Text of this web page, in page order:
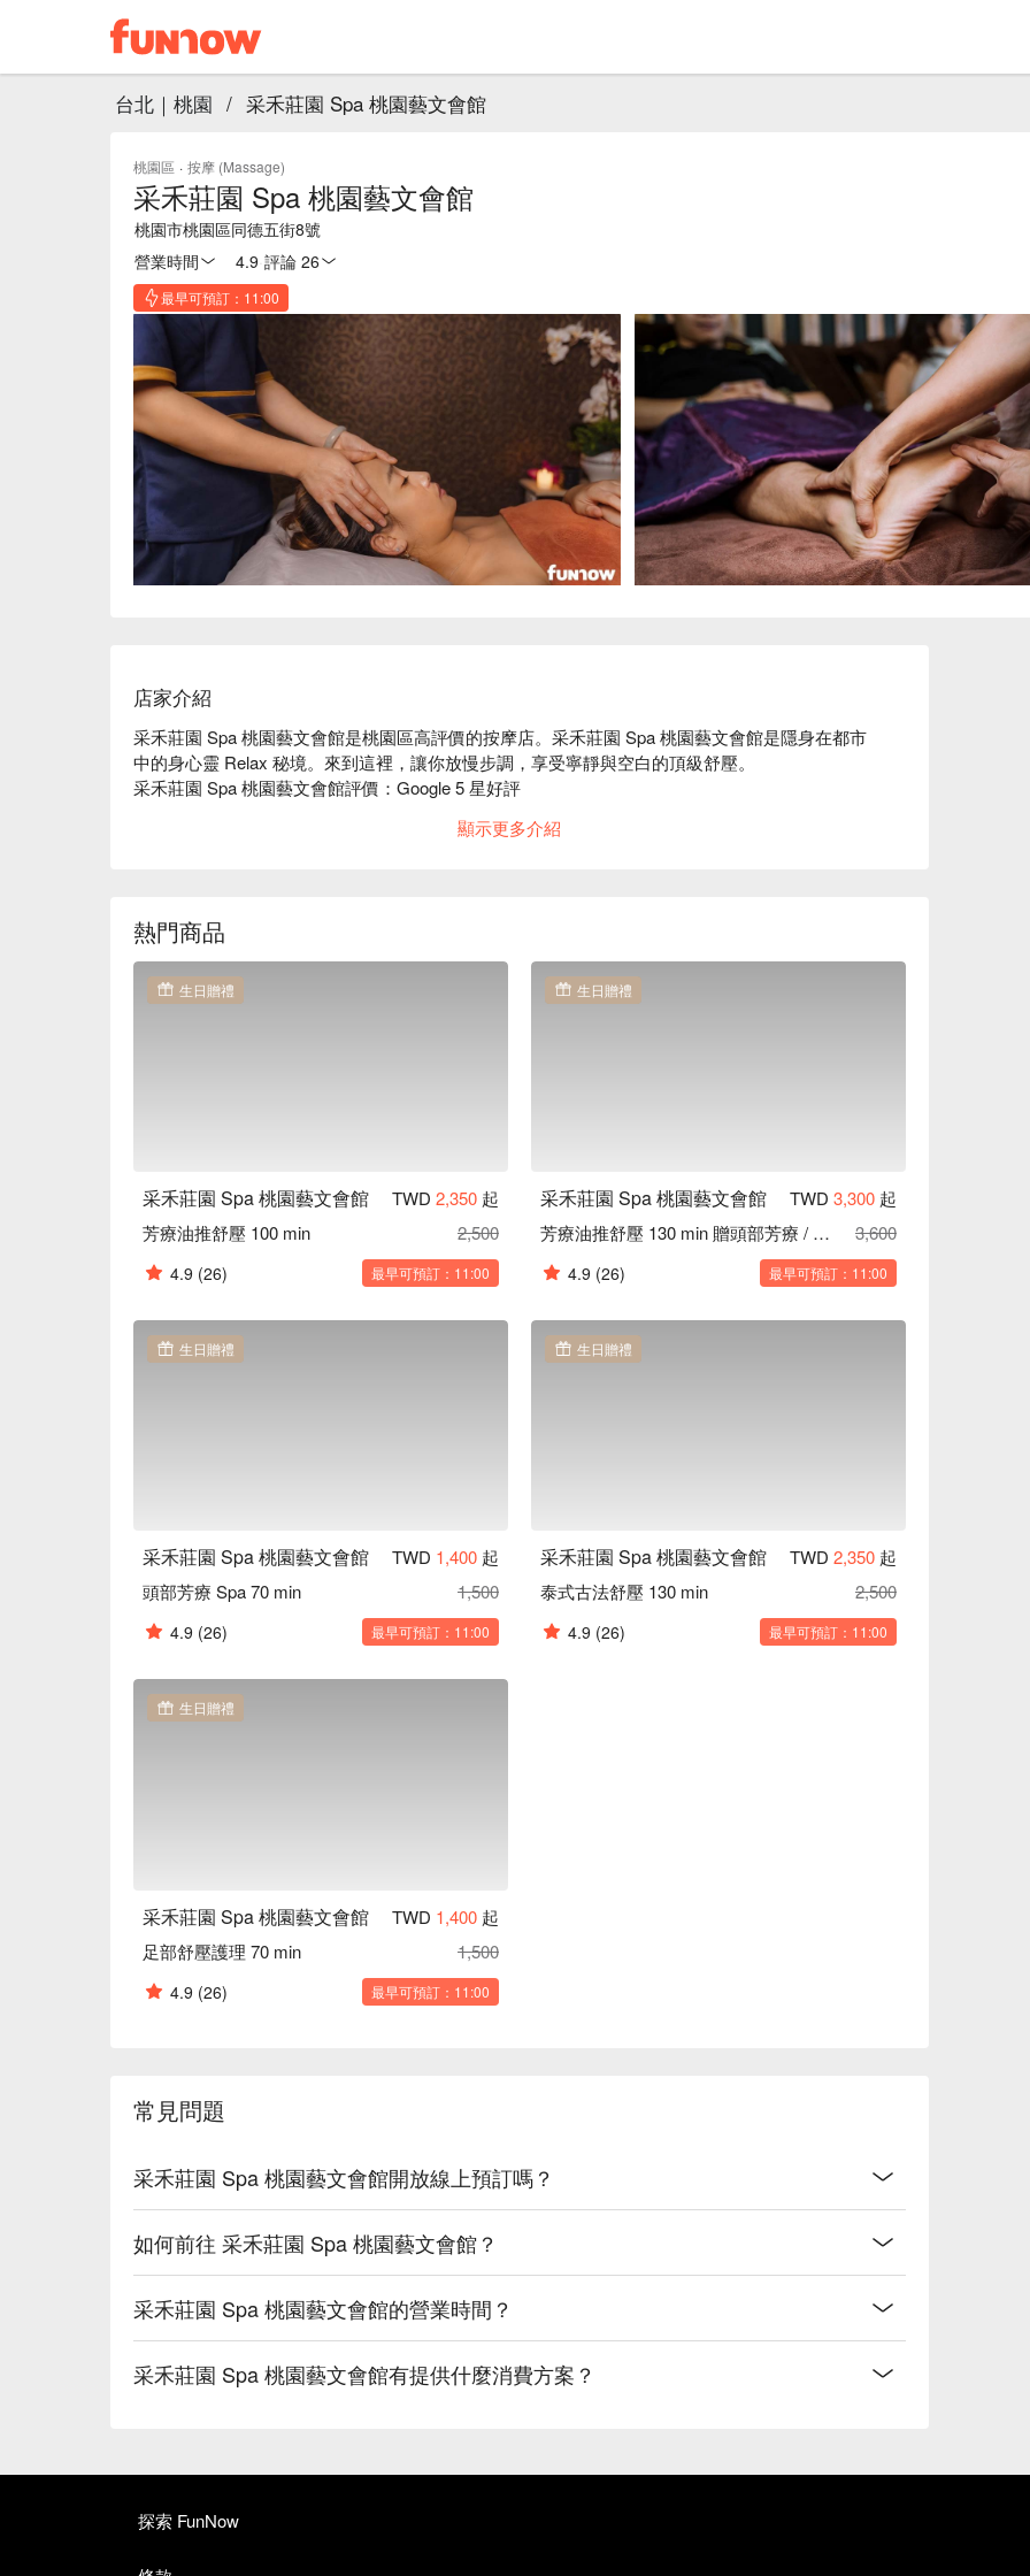
台北｜桃園 / 采禾莊園 Spa 桃園藝文會館
桃園區 · 按摩 (Massage)
采禾莊園 Spa 桃園藝文會館
桃園市桃園區同德五街8號
營業時間
4.9 評論 26
最早可預訂：11:00
店家介紹
采禾莊園 Spa 桃園藝文會館是桃園區高評價的按摩店。采禾莊園 Spa 桃園藝文會館是隱身在都市
中的身心靈 Relax 秘境。來到這裡，讓你放慢步調，享受寧靜與空白的頂級舒壓。
采禾莊園 Spa 桃園藝文會館評價：Google 5 星好評
采禾莊園 Spa 桃園藝文會館推薦：全館使用泰國原裝進口的高級品，在靜謐溫暖的包廂裡，提供道
顯示更多介紹
熱門商品
生日贈禮
采禾莊園 Spa 桃園藝文會館 TWD 2,350 起
芳療油推舒壓 100 min
2,500
4.9 (26) 最早可預訂：11:00
生日贈禮
采禾莊園 Spa 桃園藝文會館 TWD 3,300 起
芳療油推舒壓 130 min 贈頭部芳療 / 藥草球
3,600
4.9 (26) 最早可預訂：11:00
生日贈禮
采禾莊園 Spa 桃園藝文會館 TWD 1,400 起
頭部芳療 Spa 70 min
1,500
4.9 (26) 最早可預訂：11:00
生日贈禮
采禾莊園 Spa 桃園藝文會館 TWD 2,350 起
泰式古法舒壓 130 min
2,500
4.9 (26) 最早可預訂：11:00
生日贈禮
采禾莊園 Spa 桃園藝文會館 TWD 1,400 起
足部舒壓護理 70 min
1,500
4.9 (26) 最早可預訂：11:00
常見問題
采禾莊園 Spa 桃園藝文會館開放線上預訂嗎？
如何前往 采禾莊園 Spa 桃園藝文會館？
采禾莊園 Spa 桃園藝文會館的營業時間？
采禾莊園 Spa 桃園藝文會館有提供什麼消費方案？
探索 FunNow